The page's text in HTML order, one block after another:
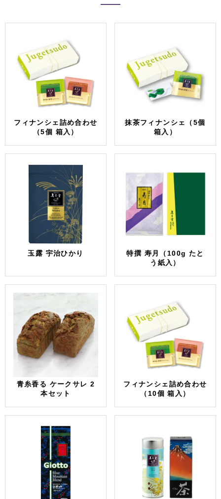
フィナンシェ詰め合わせ
（5個 箱入）
抹茶フィナンシェ（5個
箱入）
玉露 宇治ひかり
特撰 寿月（100g たと
う紙入）
青糸香る ケークサレ 2
本セット
フィナンシェ詰め合わせ
（10個 箱入）